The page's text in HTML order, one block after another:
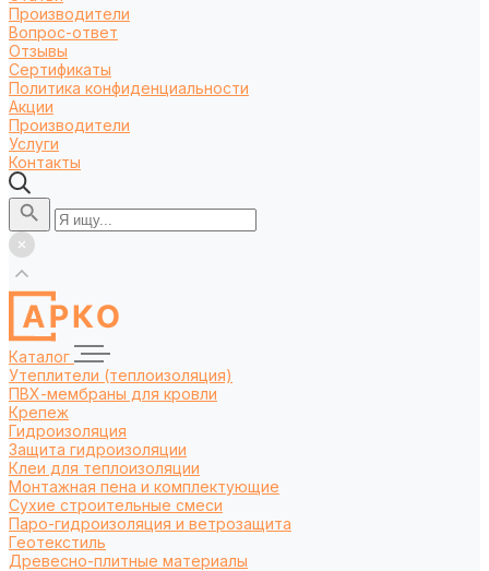
Производители
Вопрос-ответ
Отзывы
Сертификаты
Политика конфиденциальности
Акции
Производители
Услуги
Контакты
Каталог
Утеплители (теплоизоляция)
ПВХ-мембраны для кровли
Крепеж
Гидроизоляция
Защита гидроизоляции
Клеи для теплоизоляции
Монтажная пена и комплектующие
Сухие строительные смеси
Паро-гидроизоляция и ветрозащита
Геотекстиль
Древесно-плитные материалы